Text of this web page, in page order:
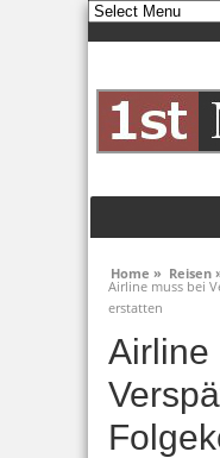
Home » Reisen
Airline muss bei
erstatten
Airline